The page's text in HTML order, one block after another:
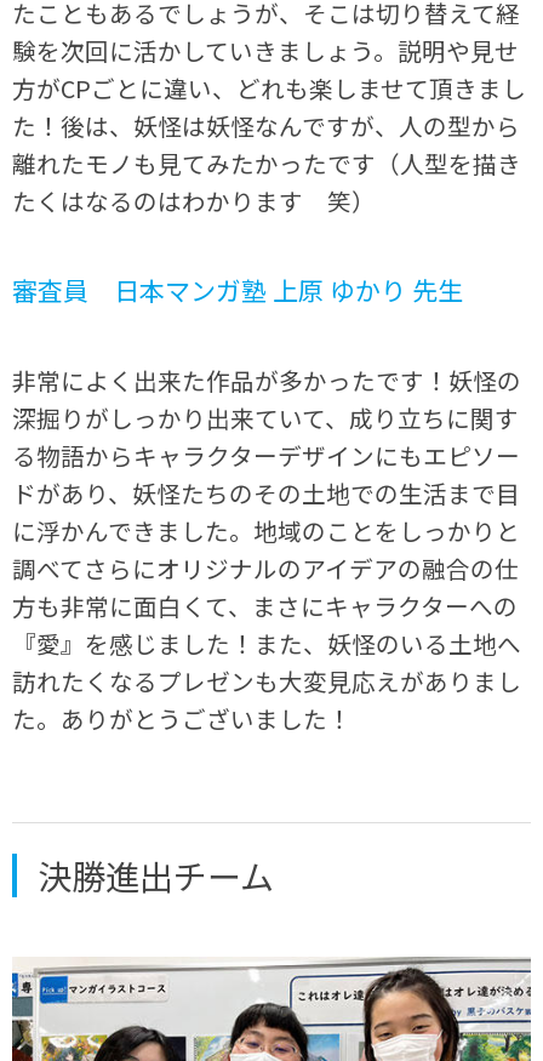
たこともあるでしょうが、そこは切り替えて経
験を次回に活かしていきましょう。説明や見せ
方がCPごとに違い、どれも楽しませて頂きまし
た！後は、妖怪は妖怪なんですが、人の型から
離れたモノも見てみたかったです（人型を描き
たくはなるのはわかります 笑）
審査員 日本マンガ塾 上原 ゆかり 先生
非常によく出来た作品が多かったです！妖怪の
深掘りがしっかり出来ていて、成り立ちに関す
る物語からキャラクターデザインにもエピソー
ドがあり、妖怪たちのその土地での生活まで目
に浮かんできました。地域のことをしっかりと
調べてさらにオリジナルのアイデアの融合の仕
方も非常に面白くて、まさにキャラクターへの
『愛』を感じました！また、妖怪のいる土地へ
訪れたくなるプレゼンも大変見応えがありまし
た。ありがとうございました！
決勝進出チーム